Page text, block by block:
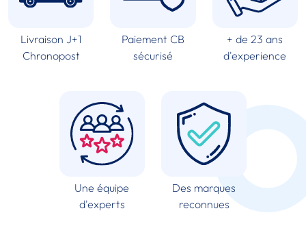
Livraison J+1
Chronopost
Paiement CB
sécurisé
+ de 23 ans
d'experience
Une équipe
d'experts
Des marques
reconnues